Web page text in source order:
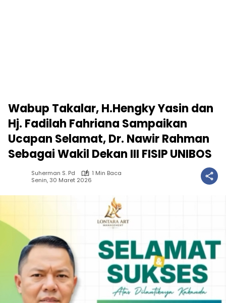
Wabup Takalar, H.Hengky Yasin dan
Hj. Fadilah Fahriana Sampaikan
Ucapan Selamat, Dr. Nawir Rahman
Sebagai Wakil Dekan III FISIP UNIBOS
Suherman S. Pd
1 Min Baca
Senin, 30 Maret 2026